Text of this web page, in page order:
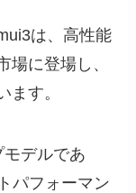
は、高性能
場に登場し、
ます。
デルであ
パフォーマン